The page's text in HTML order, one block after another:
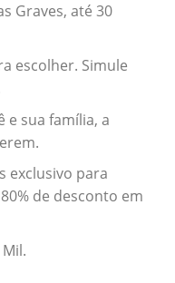
Graves, até 30
escolher. Simule
e sua família, a
exclusivo para
de desconto em